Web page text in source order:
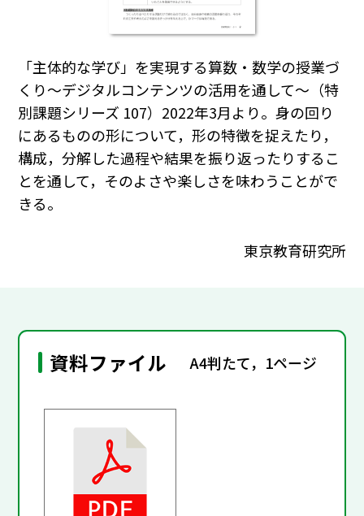
「主体的な学び」を実現する算数・数学の授業づ
くり～デジタルコンテンツの活用を通して～（特
別課題シリーズ 107）2022年3月より。身の回り
にあるものの形について，形の特徴を捉えたり，
構成，分解した過程や結果を振り返ったりするこ
とを通して，そのよさや楽しさを味わうことがで
きる。
東京教育研究所
資料ファイル A4判たて，1ページ